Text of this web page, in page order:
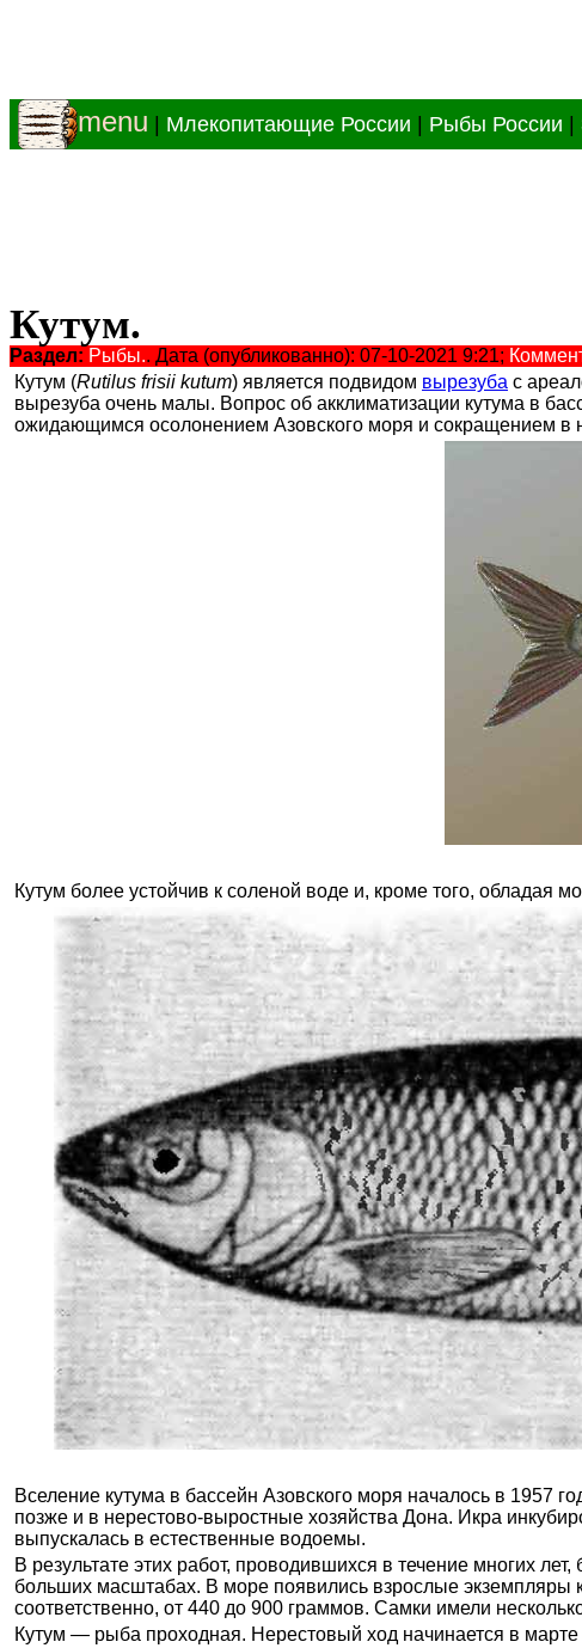
menu Млекопитающие России Рыбы России
Кутум.
Раздел: Рыбы.. Дата (опубликованно): 07-10-2021 9:21;
Кутум (Rutilus frisii kutum) является подвидом вырезуба с
вырезуба очень малы. Вопрос об акклиматизации кутума в
ожидающимся осолонением Азовского моря и сокращением в
Кутум более устойчив к соленой воде и, кроме того,
Вселение кутума в бассейн Азовского моря началось в 1957
позже и в нерестово-выростные хозяйства Дона. Икра
выпускалась в естественные водоемы.
В результате этих работ, проводившихся в течение многих
больших масштабах. В море появились взрослые
соответственно, от 440 до 900 граммов. Самки имели
Кутум — рыба проходная. Нерестовый ход начинается в